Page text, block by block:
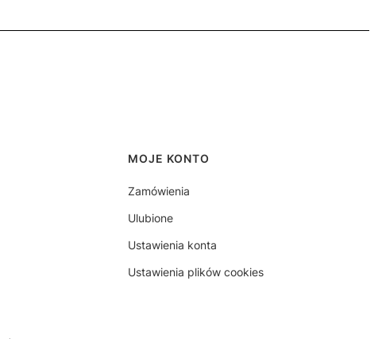
MOJE KONTO
Zamówienia
Ulubione
Ustawienia konta
Ustawienia plików cookies